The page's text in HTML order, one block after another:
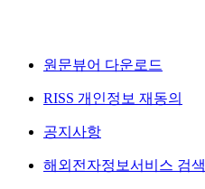
원문뷰어 다운로드
RISS 개인정보 재동의
공지사항
해외전자정보서비스 검색